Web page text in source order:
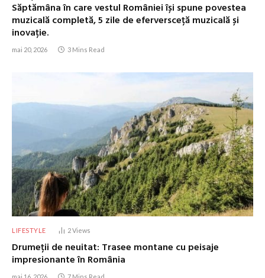
Săptămâna în care vestul României își spune povestea
muzicală completă, 5 zile de eferversceță muzicală și
inovație.
mai 20, 2026 3 Mins Read
LIFESTYLE 2Views
Drumeții de neuitat: Trasee montane cu peisaje
impresionante în România
mai 16, 2026 7 Mins Read